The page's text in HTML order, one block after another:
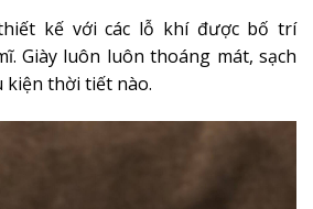
kế với các lỗ khí được bố trí
Giày luôn luôn thoáng mát, sạch
kiện thời tiết nào.